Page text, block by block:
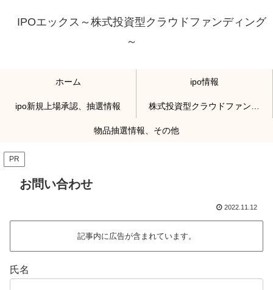
IPOエックス～株式投資型クラウドファンディング
～
ホーム ipo情報
ipo新規上場承認、抽選情報
物品抽選情報、その他
PR
お問い合わせ
2022.11.12
記事内に広告が含まれています。
氏名